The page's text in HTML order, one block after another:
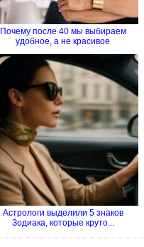
Почему после 40 мы выбираем
удобное, а не красивое
Астрологи выделили 5 знаков
Зодиака, которые круто...